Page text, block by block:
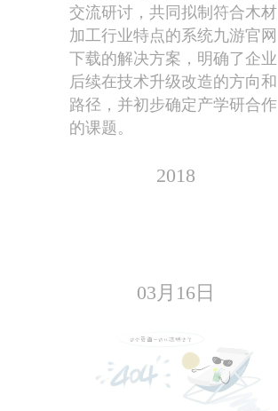
交流研讨，共同拟制符合木材
加工行业特点的系统九游官网
下载的解决方案，明确了企业
后续在技术升级改造的方向和
路径，并初步确定产学研合作
的课题。
2018
03月16日